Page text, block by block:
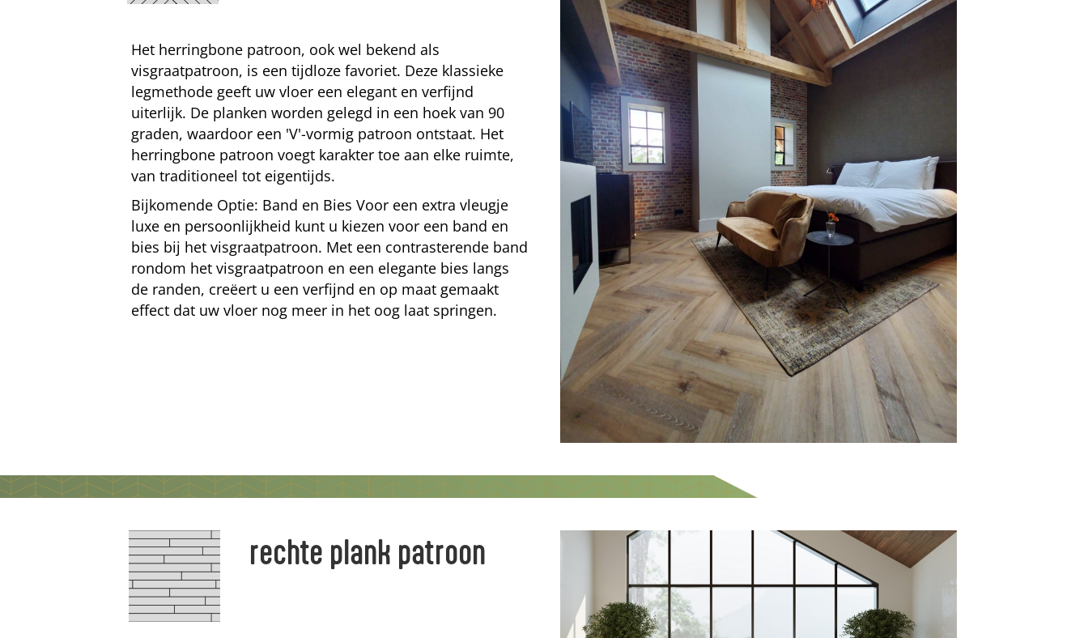
Het herringbone patroon, ook wel bekend als
visgraatpatroon, is een tijdloze favoriet. Deze klassieke
legmethode geeft uw vloer een elegant en verfijnd
uiterlijk. De planken worden gelegd in een hoek van 90
graden, waardoor een 'V'-vormig patroon ontstaat. Het
herringbone patroon voegt karakter toe aan elke ruimte,
van traditioneel tot eigentijds.
Bijkomende Optie: Band en Bies Voor een extra vleugje
luxe en persoonlijkheid kunt u kiezen voor een band en
bies bij het visgraatpatroon. Met een contrasterende band
rondom het visgraatpatroon en een elegante bies langs
de randen, creëert u een verfijnd en op maat gemaakt
effect dat uw vloer nog meer in het oog laat springen.
rechte plank patroon